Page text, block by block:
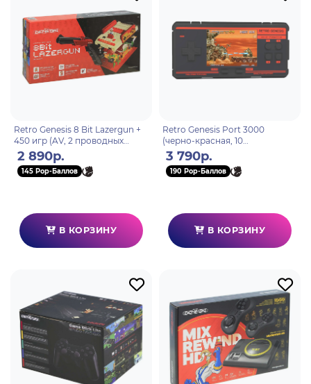
Retro Genesis 8 Bit Lazergun +
450 игр (AV, 2 проводных
джойстика + пистолет Заппер)
2 890р.
145 Pop-Баллов
В КОРЗИНУ
Retro Genesis Port 3000
(черно-красная, 10
эмуляторов, 4000+игр, 3.0
экран IPS,SD-карта,
сохранения)
3 790р.
190 Pop-Баллов
В КОРЗИНУ